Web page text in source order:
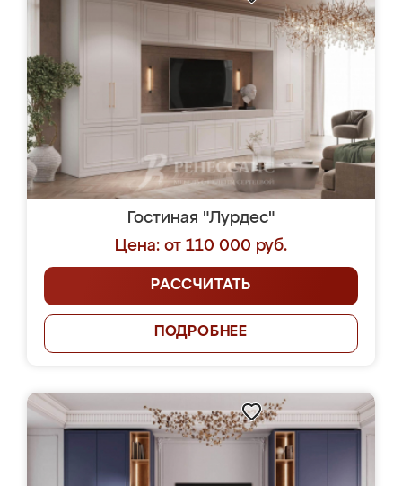
Гостиная "Лурдес"
Цена: от 110 000 руб.
РАССЧИТАТЬ
ПОДРОБНЕЕ